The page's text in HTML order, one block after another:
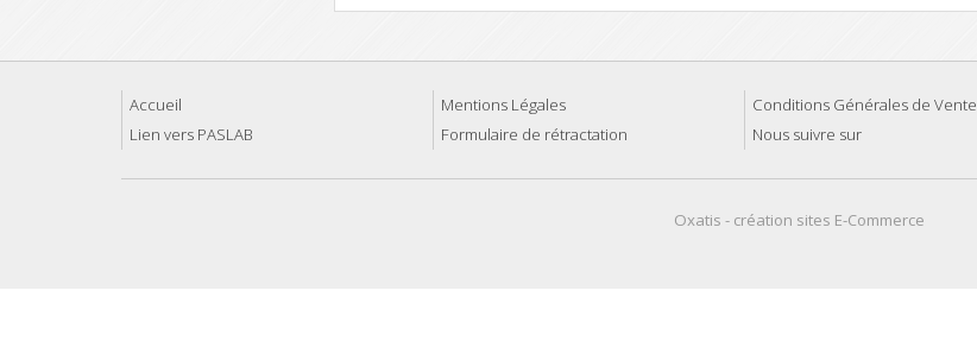
Accueil Mentions Légales Conditions Générales de Vente
Lien vers PASLAB
Formulaire de rétractation Nous suivre sur
Oxatis - création sites E-Commerce